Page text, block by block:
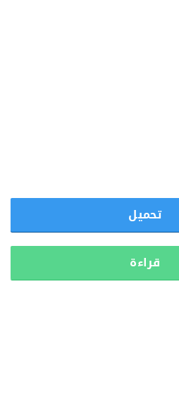
تحميل
قراءة